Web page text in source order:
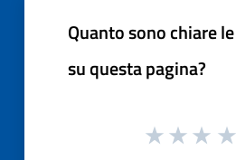
Quanto sono chiare
su questa pagina?